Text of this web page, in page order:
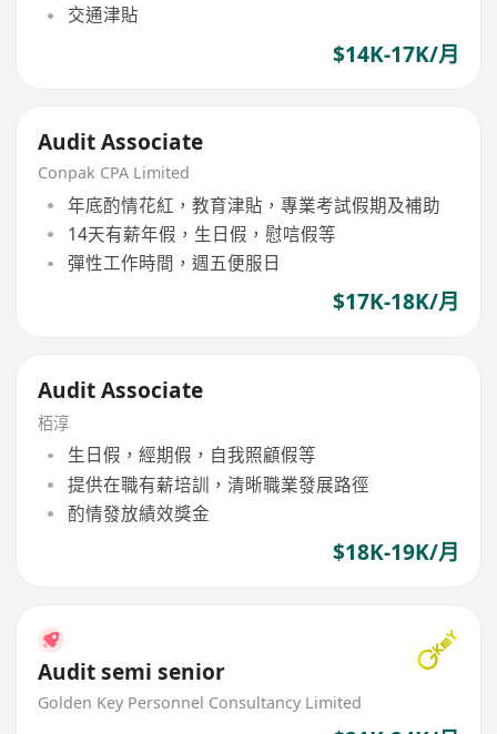
交通津貼
$14K-17K/月
Audit Associate
Conpak CPA Limited
年底酌情花紅，教育津貼，專業考試假期及補助
14天有薪年假，生日假，慰唁假等
彈性工作時間，週五便服日
$17K-18K/月
Audit Associate
栢淳
生日假，經期假，自我照顧假等
提供在職有薪培訓，清晰職業發展路徑
酌情發放績效獎金
$18K-19K/月
Audit semi senior
Golden Key Personnel Consultancy Limited